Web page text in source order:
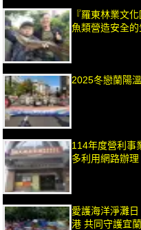
『羅東林業文
魚類營造安全的
2025冬戀蘭陽
114年度營利事
多利用網路辦理
愛護海洋淨灘
港 共同守護宜